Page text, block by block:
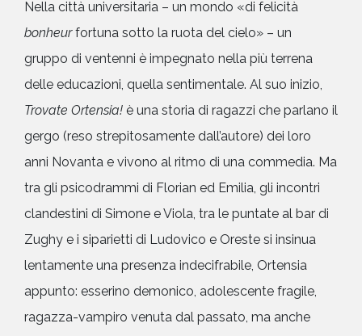
Nella città universitaria – un mondo «di felicità
bonheurfortuna sotto la ruota del cielo» – un
gruppo di ventenni è impegnato nella più terrena
delle educazioni, quella sentimentale. Al suo inizio,
Trovate Ortensia! è una storia di ragazzi che parlano il
gergo (reso strepitosamente dall’autore) dei loro
anni Novanta e vivono al ritmo di una commedia. Ma
tra gli psicodrammi di Florian ed Emilia, gli incontri
clandestini di Simone e Viola, tra le puntate al bar di
Zughy e i siparietti di Ludovico e Oreste si insinua
lentamente una presenza indecifrabile, Ortensia
appunto: esserino demonico, adolescente fragile,
ragazza-vampiro venuta dal passato, ma anche